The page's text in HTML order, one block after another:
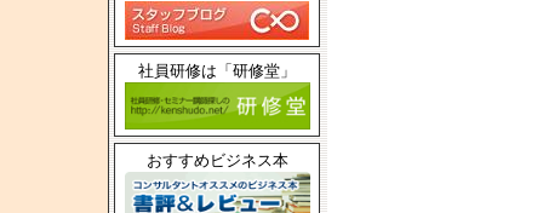
社員研修は「研修堂」
おすすめビジネス本